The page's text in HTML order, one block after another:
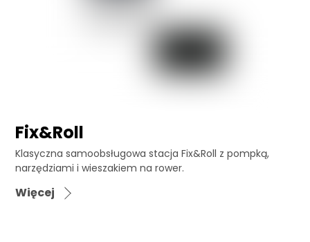
Fix&Roll
Klasyczna samoobsługowa stacja Fix&Roll z pompką,
narzędziami i wieszakiem na rower.
Więcej